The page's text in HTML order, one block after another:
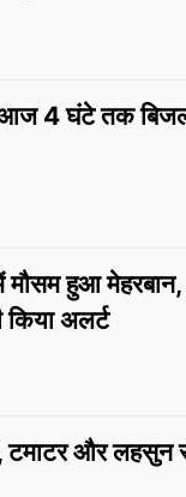
4 घंटे तक
मौसम हुआ
अलर्ट
टमाटर और लहसुन